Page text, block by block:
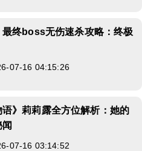
最终boss无伤速杀攻略：终极
07-16 04:15:26
语》莉莉露全方位解析：她的
07-16 03:14:52